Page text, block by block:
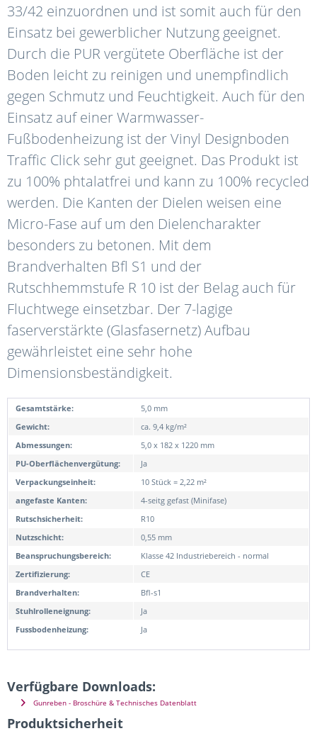
33/42 einzuordnen und ist somit auch für den
Einsatz bei gewerblicher Nutzung geeignet.
Durch die PUR vergütete Oberfläche ist der
Boden leicht zu reinigen und unempfindlich
gegen Schmutz und Feuchtigkeit. Auch für den
Einsatz auf einer Warmwasser-
Fußbodenheizung ist der Vinyl Designboden
Traffic Click sehr gut geeignet. Das Produkt ist
zu 100% phtalatfrei und kann zu 100% recycled
werden. Die Kanten der Dielen weisen eine
Micro-Fase auf um den Dielencharakter
besonders zu betonen. Mit dem
Brandverhalten Bfl S1 und der
Rutschhemmstufe R 10 ist der Belag auch für
Fluchtwege einsetzbar. Der 7-lagige
faserverstärkte (Glasfasernetz) Aufbau
gewährleistet eine sehr hohe
Dimensionsbeständigkeit.
Gesamtstärke:
5,0 mm
Gewicht:
ca. 9,4 kg/m²
Abmessungen:
5,0 x 182 x 1220 mm
PU-Oberflächenvergütung:
Ja
Verpackungseinheit:
10 Stück = 2,22 m²
angefaste Kanten:
4-seitg gefast (Minifase)
Rutschsicherheit:
R10
Nutzschicht:
0,55 mm
Beanspruchungsbereich:
Klasse 42 Industriebereich - normal
Zertifizierung:
CE
Brandverhalten:
Bfl-s1
Stuhlrolleneignung:
Ja
Fussbodenheizung:
Ja
Verfügbare Downloads:
Gunreben - Broschüre & Technisches Datenblatt
Produktsicherheit